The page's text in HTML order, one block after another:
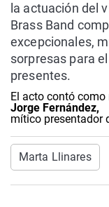
la actuación del
Brass Band
excepcionales,
sorpresas para
presentes.
El acto contó
Jorge Fernández,
mítico presentador
Marta Llinares